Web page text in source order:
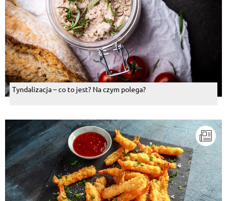
Tyndalizacja – co to jest? Na czym polega?